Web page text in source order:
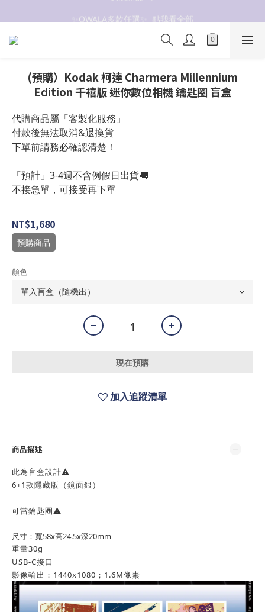
抗UV 50+防曬外套 $299🧊🧊
(預購）Kodak 柯達 Charmera Millennium
Edition 千禧版 迷你數位相機 鑰匙圈 盲盒
代購商品屬「客製化服務」
付款後無法取消&退換貨
下單前請務必確認清楚！
「預計」3-4週不含例假日出貨🚚
不接急單，可接受再下單
NT$1,680
預購商品
顏色
現在預購
加入追蹤清單
商品描述
此為盲盒設計⚠️
6+1款隱藏版（鏡面銀）
可當鑰匙圈⚠️
尺寸：寬58x高24.5x深20mm
重量30g
USB-C接口
影像輸出：1440x1080；1.6M像素